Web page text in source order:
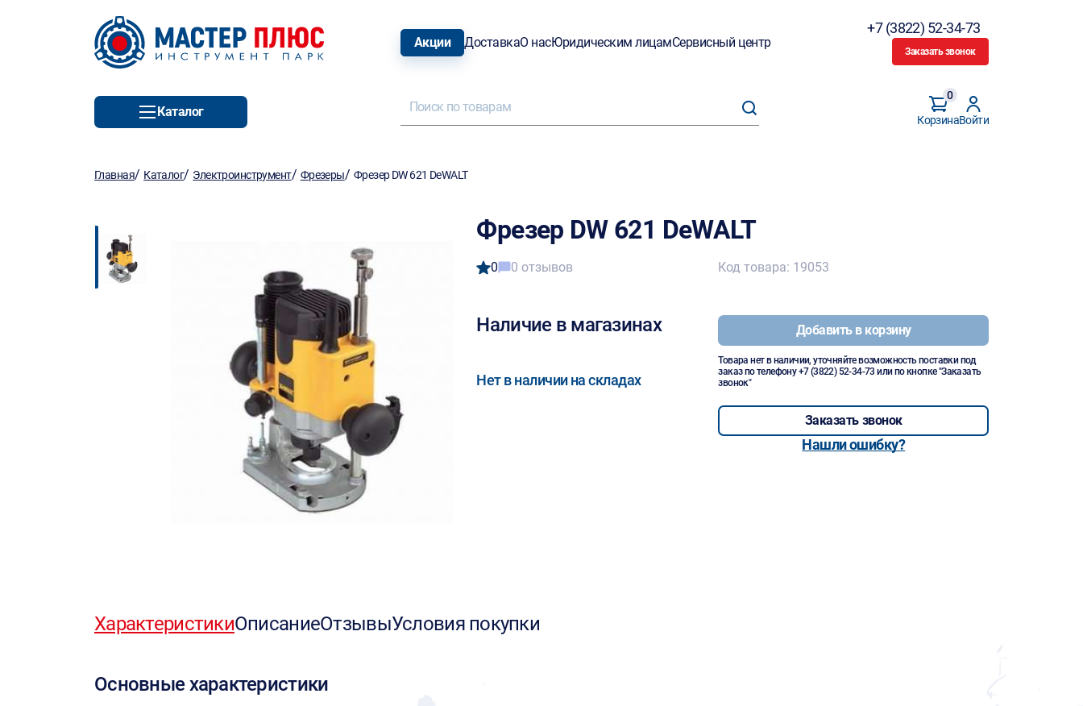
Акции ДоставкаО насЮридическим лицамСервисный центр
+7 (3822) 52-34-73
Заказать звонок
Каталог
Корзина
0
Войти
Главная/ Каталог/ Электроинструмент/ Фрезеры/ Фрезер DW 621 DeWALT
Фрезер DW 621 DeWALT
0 0 отзывов
Наличие в магазинах
Нет в наличии на складах
Код товара: 19053
Добавить в корзину
Товара нет в наличии, уточняйте возможность поставки под
заказ по телефону+7 (3822) 52-34-73 или по кнопке "Заказать
звонок"
Заказать звонок
Нашли ошибку?
ХарактеристикиОписаниеОтзывыУсловия покупки
Основные характеристики